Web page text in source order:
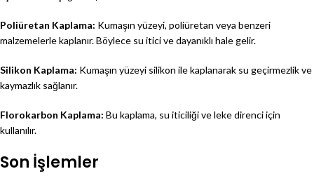
Poliüretan Kaplama: Kumaşın yüzeyi, poliüretan veya benzeri
malzemelerle kaplanır. Böylece su itici ve dayanıklı hale gelir.
Silikon Kaplama: Kumaşın yüzeyi silikon ile kaplanarak su geçirmezlik ve
kaymazlık sağlanır.
Florokarbon Kaplama: Bu kaplama, su iticiliği ve leke direnci için
kullanılır.
Son İşlemler